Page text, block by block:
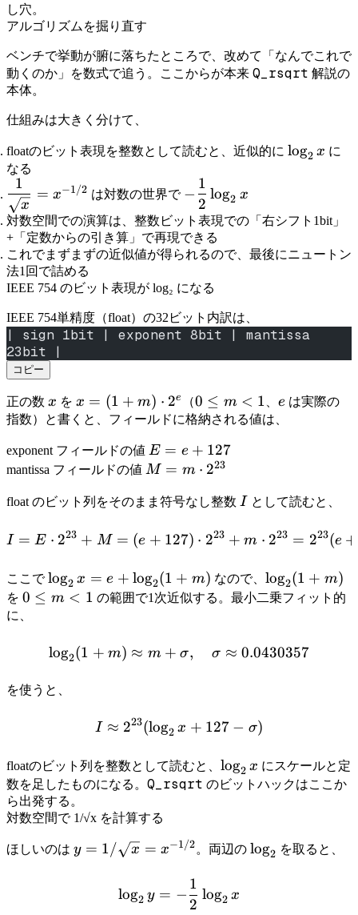
し穴。
アルゴリズムを掘り直す
ベンチで挙動が腑に落ちたところで、改めて「なんでこれで
動くのか」を数式で追う。ここからが本来 Q_rsqrt 解説の
本体。
仕組みは大きく分けて、
floatのビット表現を整数として読むと、近似的に \log_2
log2 x に
なる
\dfrac{1}
{\sqrt{x}}
=
x^{-1/2}
x
1
= x−1/2 は対数の世界で
\dfrac{1}
{2}
\log_2 x
−
2
1
log2 x
対数空間での演算は、整数ビット表現での「右シフト1bit」
+「定数からの引き算」で再現できる
これでまずまずの近似値が得られるので、最後にニュートン
法1回で詰める
IEEE 754 のビット表現が log₂ になる
IEEE 754単精度（float）の32ビット内訳は、
| sign 1bit | exponent 8bit | mantissa
23bit |
コピー
正の数 x
x を x =
(1 +
\cdot
2^e
x = (1 + m) ⋅ 2e （0
\le
<
1
0 ≤ m < 1 、e
e は実際の
指数）と書くと、フィールドに格納される値は、
exponent フィールドの値 E
= e
127
E = e + 127
mantissa フィールドの値 M = m
2^{23}
M = m ⋅ 223
float のビット列をそのまま符号なし整数 I
I として読むと、
I = E \cdot 2^{23} + M
I = E ⋅ 223 + M = (e + 127) ⋅ 223 + m ⋅ 223 = 223(e +
ここで\log_2 x
= e +
log2 x = e + log2(1 + m) なので、 \log_2(1+m)
log2(1 + m)
を 0
\le
0 ≤ m < 1 の範囲で1次近似する。最小二乗フィット的
に、
\log_2(1 + m) \approx m
log2(1 + m) ≈ m + σ, σ ≈ 0.0430357
を使うと、
I \approx 2^{23}(\log_2
I ≈ 223(log2 x + 127 − σ)
floatのビット列を整数として読むと、 \log_2
x
log2 x にスケールと定
数を足したものになる。 Q_rsqrt のビットハックはここか
ら出発する。
対数空間で 1/√x を計算する
ほしいのは y =
x^{-1/2}
y = 1/ x = x−1/2。両辺の \log_2
log2 を取ると、
\log_2 y = -\frac{1}{2}
log2 y = −
2
1
log2 x